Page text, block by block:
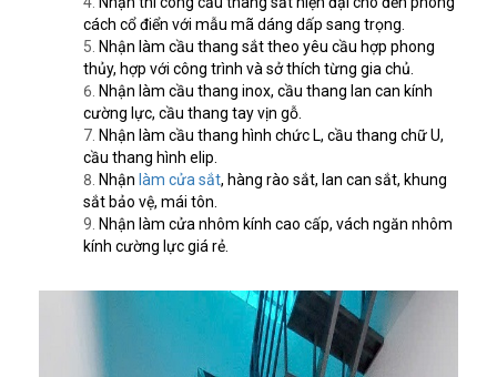
cách cổ điển với mẫu mã dáng dấp sang trọng.
Nhận làm cầu thang sắt theo yêu cầu hợp phong
thủy, hợp với công trình và sở thích từng gia chủ.
Nhận làm cầu thang inox, cầu thang lan can kính
cường lực, cầu thang tay vịn gỗ.
Nhận làm cầu thang hình chức L, cầu thang chữ U,
cầu thang hình elip.
Nhận làm cửa sắt, hàng rào sắt, lan can sắt, khung
sắt bảo vệ, mái tôn.
Nhận làm cửa nhôm kính cao cấp, vách ngăn nhôm
kính cường lực giá rẻ.